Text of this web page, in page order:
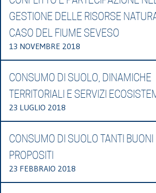
GESTIONE DELLE RISORSE
CASO DEL FIUME SEVESO
13 NOVEMBRE 2018
CONSUMO DI SUOLO, DINAMICHE
TERRITORIALI E SERVIZI
23 LUGLIO 2018
CONSUMO DI SUOLO TANTI BUONI
PROPOSITI
23 FEBBRAIO 2018